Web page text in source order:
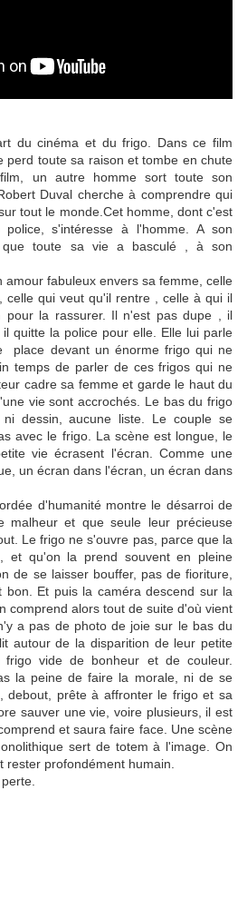
du cinéma et du frigo. Dans ce film
perd toute sa raison et tombe en chute
un autre homme sort toute son
Duval cherche à comprendre qui
tout le monde.Cet homme, dont c'est
s'intéresse à l'homme. A son
toute sa vie a basculé , à son
amour fabuleux envers sa femme, celle
celle qui veut qu'il rentre , celle à qui il
pour la rassurer. Il n'est pas dupe , il
quitte la police pour elle. Elle lui parle
place devant un énorme frigo qui ne
temps de parler de ces frigos qui ne
cadre sa femme et garde le haut du
vie sont accrochés. Le bas du frigo
dessin, aucune liste. Le couple se
avec le frigo. La scène est longue, le
vie écrasent l'écran. Comme une
un écran dans l'écran, un écran dans
d'humanité montre le désarroi de
malheur et que seule leur précieuse
Le frigo ne s'ouvre pas, parce que la
et qu'on la prend souvent en pleine
de se laisser bouffer, pas de fioriture,
Et puis la caméra descend sur la
comprend alors tout de suite d'où vient
a pas de photo de joie sur le bas du
autour de la disparition de leur petite
vide de bonheur et de couleur.
la peine de faire la morale, ni de se
debout, prête à affronter le frigo et sa
sauver une vie, voire plusieurs, il est
et saura faire face. Une scène
sert de totem à l'image. On
rester profondément humain.